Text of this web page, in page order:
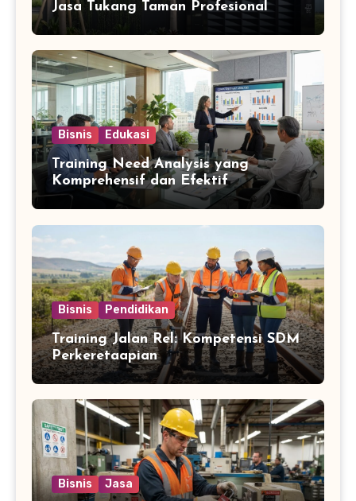
Jasa Tukang Taman Profesional
Bisnis Edukasi
Training Need Analysis yang
Komprehensif dan Efektif
Bisnis Pendidikan
Training Jalan Rel: Kompetensi SDM
Perkeretaapian
Bisnis Jasa